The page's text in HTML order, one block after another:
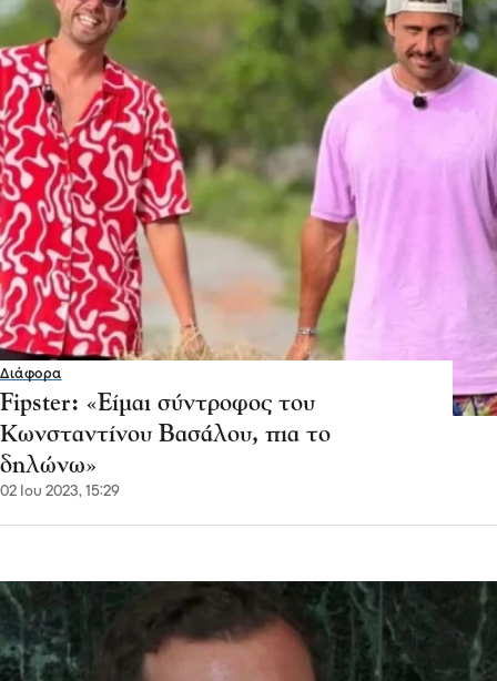
Διάφορα
Fipster: «Είμαι σύντροφος του
Κωνσταντίνου Βασάλου, πια το
δηλώνω»
02 Ιου 2023, 15:29